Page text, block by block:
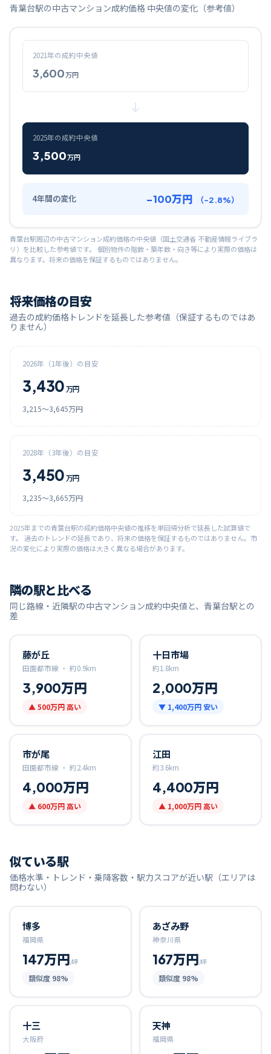
青葉台駅の中古マンション成約価格 中央値の変化（参考値）
2021年の成約中央値
3,600万円
2025年の成約中央値
3,500万円
4年間の変化 -100万円 （-2.8%）
青葉台駅周辺の中古マンション成約価格の中央値（国土交通省 不動産情報ライブラ
リ）を比較した参考値です。 個別物件の階数・築年数・向き等により実際の価格は
異なります。将来の価格を保証するものではありません。
将来価格の目安
過去の成約価格トレンドを延長した参考値（保証するものではあ
りません）
2026年（1年後）の目安
3,430 万円
3,215〜3,645万円
2028年（3年後）の目安
3,450 万円
3,235〜3,665万円
2025年までの青葉台駅の成約価格中央値の推移を単回帰分析で延長した試算値で
す。 過去のトレンドの延長であり、将来の価格を保証するものではありません。市
況の変化により実際の価格は大きく異なる場合があります。
隣の駅と比べる
同じ路線・近隣駅の中古マンション成約中央値と、 青葉台駅との
差
藤が丘
田園都市線 ・ 約0.9km
3,900万円
▲ 500万円高い
十日市場
約1.8km
2,000万円
▼ 1,400万円 安い
市が尾
田園都市線 ・ 約2.4km
4,000万円
▲ 600万円高い
江田
約3.6km
4,400万円
▲ 1,000万円高い
似ている駅
価格水準・トレンド・乗降客数・駅力スコアが近い駅（エリアは
問わない）
博多
福岡県
147万円/坪
類似度 98%
あざみ野
神奈川県
167万円/坪
類似度 98%
十三
大阪府
天神
福岡県